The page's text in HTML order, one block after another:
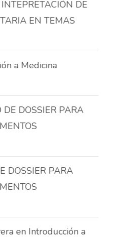
INTEPRETACIÓN DE
EN TEMAS
a Medicina
DOSSIER PARA
DOSSIER PARA
en Introducción a